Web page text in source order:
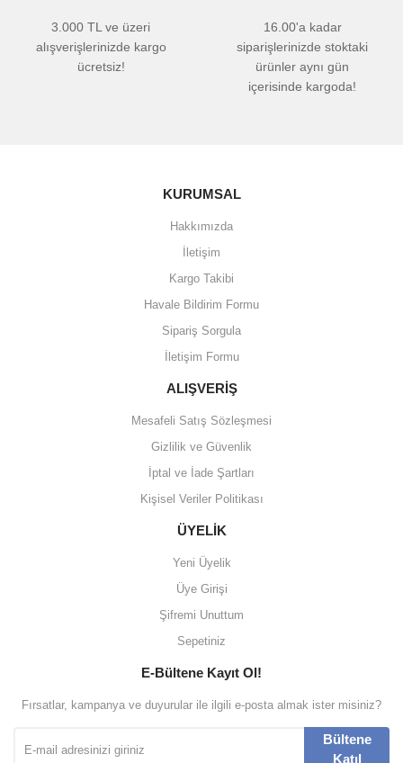
3.000 TL ve üzeri
alışverişlerinizde kargo
ücretsiz!
16.00'a kadar
siparişlerinizde stoktaki
ürünler aynı gün
içerisinde kargoda!
KURUMSAL
Hakkımızda
İletişim
Kargo Takibi
Havale Bildirim Formu
Sipariş Sorgula
İletişim Formu
ALIŞVERİŞ
Mesafeli Satış Sözleşmesi
Gizlilik ve Güvenlik
İptal ve İade Şartları
Kişisel Veriler Politikası
ÜYELİK
Yeni Üyelik
Üye Girişi
Şifremi Unuttum
Sepetiniz
E-Bültene Kayıt Ol!
Fırsatlar, kampanya ve duyurular ile ilgili e-posta almak ister misiniz?
Bültene
Katıl